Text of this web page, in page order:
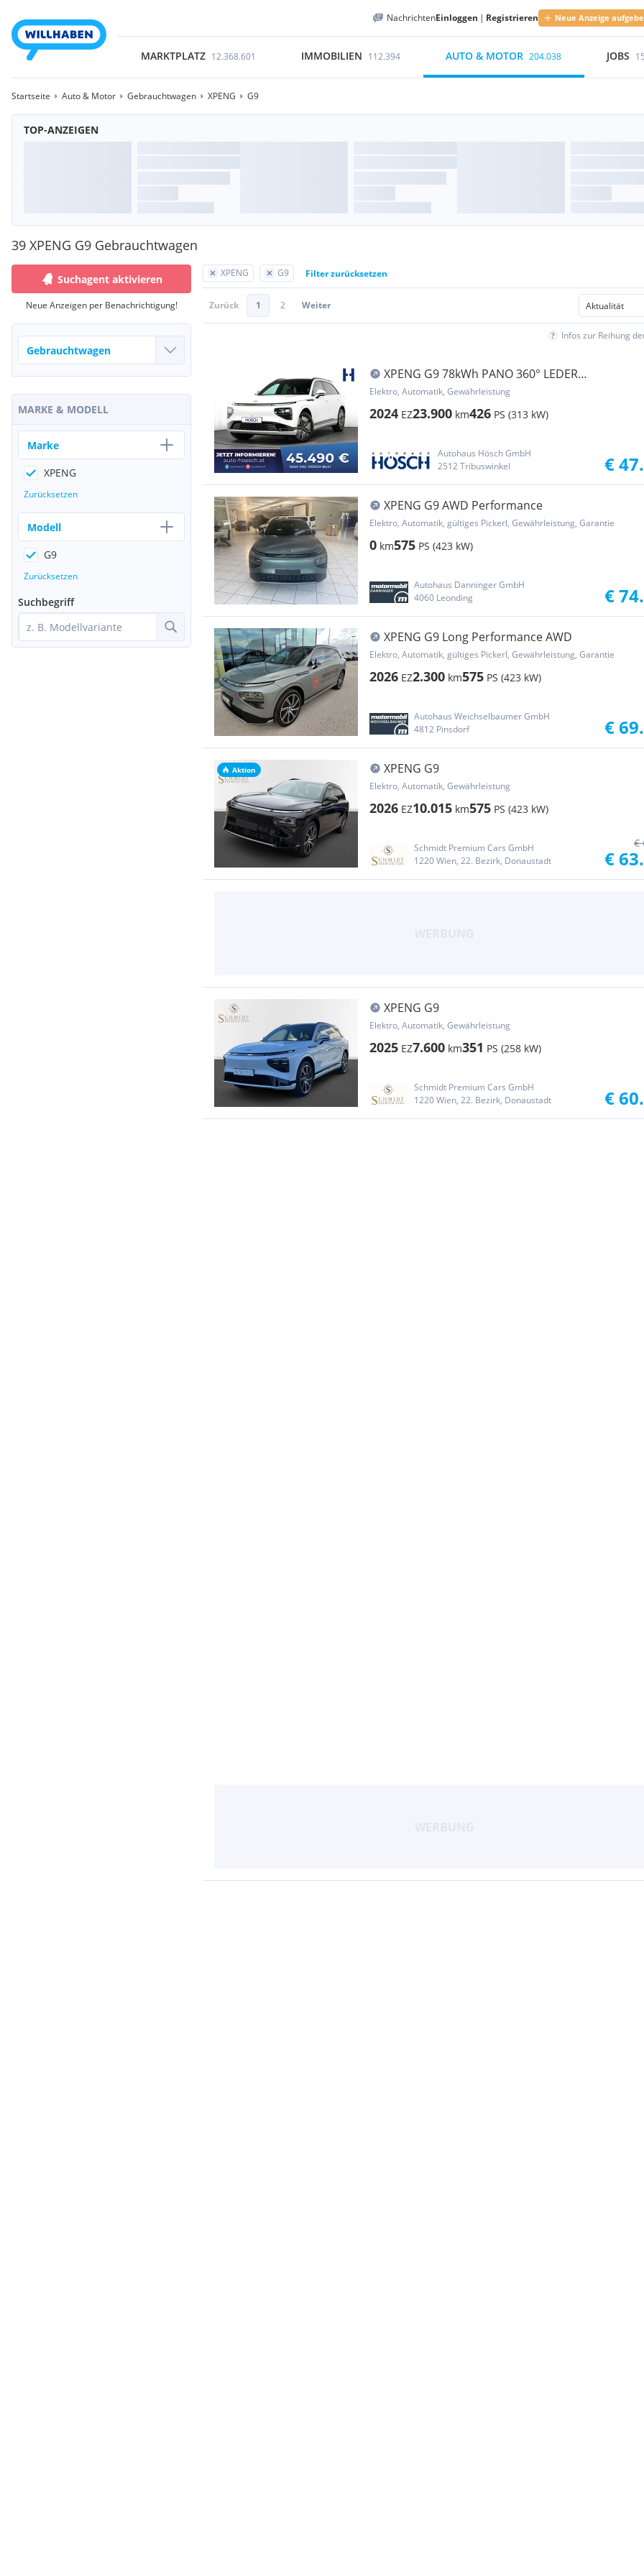
NachrichtenEinloggen | Registrieren Neue Anzeige
MARKTPLATZ 12.368.601 IMMOBILIEN 112.394 AUTO & MOTOR 204.038 JOBS
Startseite Auto & Motor Gebrauchtwagen XPENG G9
TOP-ANZEIGEN
39 XPENG G9 Gebrauchtwagen
XPENG G9 Filter zurücksetzen
Zurück 1 2 Weiter
Infos zur Reihung
XPENG G9 78kWh PANO 360° LEDER
SITZLÜFTUNG NEUHEIT
Elektro, Automatik, Gewährleistung
2024 EZ23.900 km426 PS (313 kW)
Autohaus Hösch GmbH
2512 Tribuswinkel
€
XPENG G9 AWD Performance
Elektro, Automatik, gültiges Pickerl, Gewährleistung, Garantie
0 km575 PS (423 kW)
Autohaus Danninger GmbH
4060 Leonding
€
XPENG G9 Long Performance AWD
Elektro, Automatik, gültiges Pickerl, Gewährleistung, Garantie
2026 EZ2.300 km575 PS (423 kW)
Autohaus Weichselbaumer GmbH
4812 Pinsdorf
€
Aktion XPENG G9
Elektro, Automatik, Gewährleistung
2026 EZ10.015 km575 PS (423 kW)
Schmidt Premium Cars GmbH
1220 Wien, 22. Bezirk, Donaustadt
€
€
XPENG G9
Elektro, Automatik, Gewährleistung
2025 EZ7.600 km351 PS (258 kW)
Schmidt Premium Cars GmbH
1220 Wien, 22. Bezirk, Donaustadt
€
Suchagent aktivieren
Neue Anzeigen per Benachrichtigung!
MARKE & MODELL
Marke
XPENG
Zurücksetzen
Modell
G9
Zurücksetzen
Suchbegriff